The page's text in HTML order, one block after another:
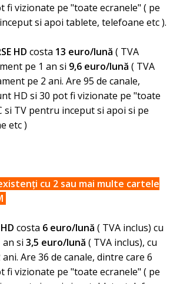
fi vizionate pe "toate ecranele" ( pe
si apoi tablete, telefoane etc ).
HD costa 13 euro/lună ( TVA
pe 1 an si 9,6 euro/lună ( TVA
pe 2 ani. Are 95 de canale,
HD si 30 pot fi vizionate pe "toate
si TV pentru inceput si apoi si pe
etc )
cu 2 sau mai multe cartele
costa 6 euro/lună ( TVA inclus) cu
si 3,5 euro/lună ( TVA inclus), cu
Are 36 de canale, dintre care 6
fi vizionate pe "toate ecranele" ( pe